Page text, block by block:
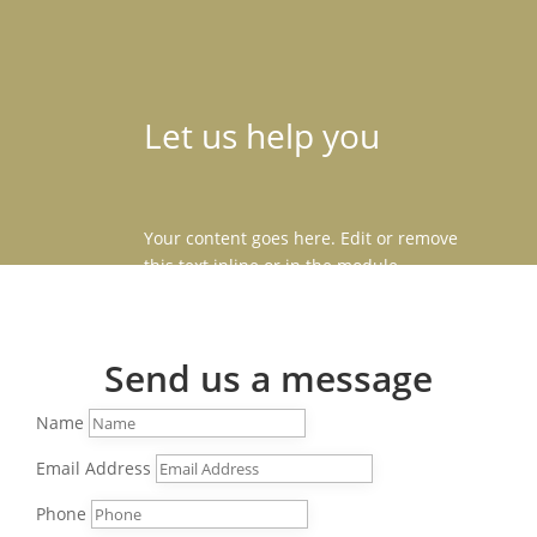
Let us help you
Your content goes here. Edit or remove
this text inline or in the module
custom CSS to this text in the module
Advanced settings.
Send us a message
Name
Email Address
Phone